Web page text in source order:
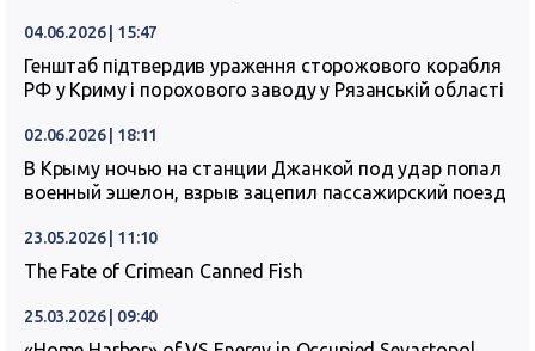
04.06.2026 | 15:47
Генштаб підтвердив ураження сторожового корабля
РФ у Криму і порохового заводу у Рязанській області
02.06.2026 | 18:11
В Крыму ночью на станции Джанкой под удар попал
военный эшелон, взрыв зацепил пассажирский поезд
23.05.2026 | 11:10
The Fate of Crimean Canned Fish
25.03.2026 | 09:40